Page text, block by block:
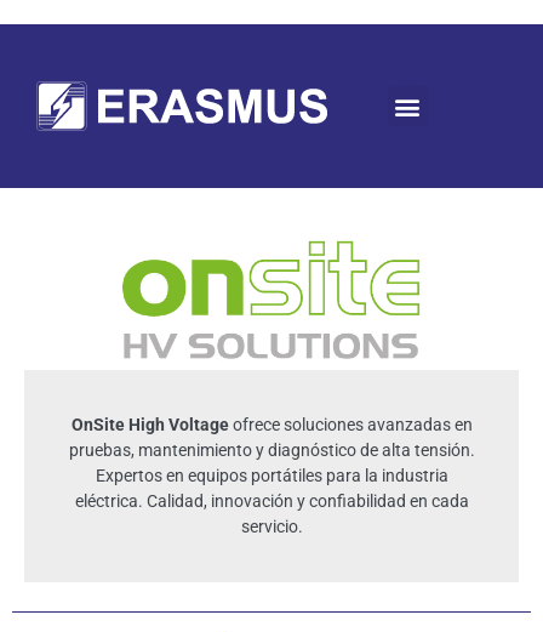
OnSite High Voltageofrece soluciones avanzadas en
pruebas, mantenimiento y diagnóstico de alta tensión.
Expertos en equipos portátiles para la industria
eléctrica. Calidad, innovación y confiabilidad en cada
servicio.